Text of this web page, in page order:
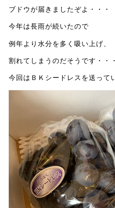
ブドウが届きましたぞよ・・・
今年は長雨が続いたので
例年より水分を多く吸い上げ、
割れてしまうのだそうです・・
今回はＢＫシードレスを送って